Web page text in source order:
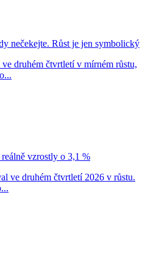
nečekejte. Růst je jen symbolický
druhém čtvrtletí v mírném růstu,
vzrostly o 3,1 %
ve druhém čtvrtletí 2026 v růstu.